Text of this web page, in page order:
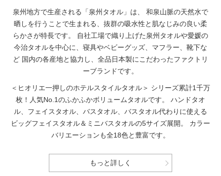
泉州地方で生産される「泉州タオル」は、
和泉山脈の天然水で
晒しを行うことで生まれる、抜群の吸水性と肌なじみの良い柔
らかさが特長です。
自社工場で織り上げた泉州タオルや愛媛の
今治タオルを中心に、寝具やベビーグッズ、マフラー、靴下な
ど 国内の各産地と協力し、全品日本製にこだわったファクトリ
ーブランドです。
＜ヒオリエ一押しのホテルスタイルタオル＞ シリーズ累計1千万
枚！人気No.1のふかふかボリュームタオルです。
ハンドタオ
ル、フェイスタオル、バスタオル、バスタオル代わりに使える
ビッグフェイスタオル＆ミニバスタオルの5サイズ展開。
カラー
バリエーションも全18色と豊富です。
もっと詳しく